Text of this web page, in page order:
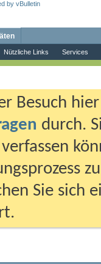
Nützliche Links Services
Besuch
durch.
Sie sich